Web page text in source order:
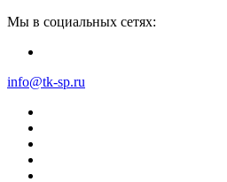
Мы в социальных сетях:
info@tk-sp.ru